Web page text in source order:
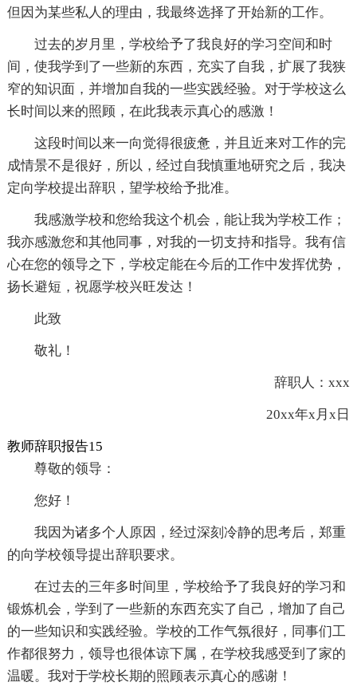
但因为某些私人的理由，我最终选择了开始新的工作。
过去的岁月里，学校给予了我良好的学习空间和时
间，使我学到了一些新的东西，充实了自我，扩展了我狭
窄的知识面，并增加自我的一些实践经验。对于学校这么
长时间以来的照顾，在此我表示真心的感激！
这段时间以来一向觉得很疲惫，并且近来对工作的完
成情景不是很好，所以，经过自我慎重地研究之后，我决
定向学校提出辞职，望学校给予批准。
我感激学校和您给我这个机会，能让我为学校工作；
我亦感激您和其他同事，对我的一切支持和指导。我有信
心在您的领导之下，学校定能在今后的工作中发挥优势，
扬长避短，祝愿学校兴旺发达！
此致
敬礼！
辞职人：xxx
20xx年x月x日
教师辞职报告15
尊敬的领导：
您好！
我因为诸多个人原因，经过深刻冷静的思考后，郑重
的向学校领导提出辞职要求。
在过去的三年多时间里，学校给予了我良好的学习和
锻炼机会，学到了一些新的东西充实了自己，增加了自己
的一些知识和实践经验。学校的工作气氛很好，同事们工
作都很努力，领导也很体谅下属，在学校我感受到了家的
温暖。我对于学校长期的照顾表示真心的感谢！